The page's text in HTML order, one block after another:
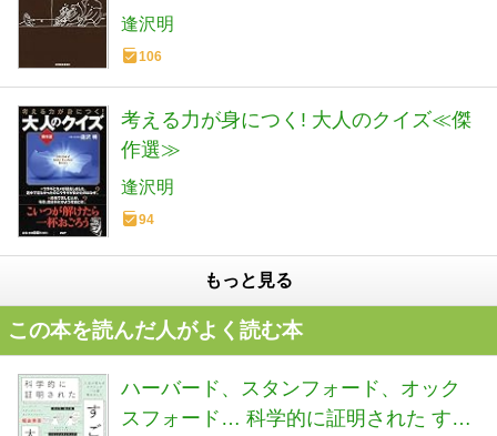
逢沢明
106
考える力が身につく! 大人のクイズ≪傑
作選≫
逢沢明
94
もっと見る
この本を読んだ人がよく読む本
ハーバード、スタンフォード、オック
スフォード… 科学的に証明された すご